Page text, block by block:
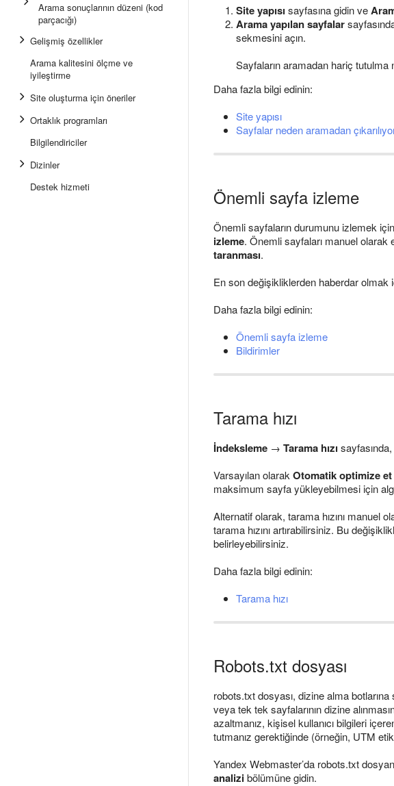
Arama sonuçlarının düzeni (kod
parçacığı)
Gelişmiş özellikler
Arama kalitesini ölçme ve
iyileştirme
Site oluşturma için öneriler
Ortaklık programları
Bilgilendiriciler
Dizinler
Destek hizmeti
Site yapısı sayfasına gidin ve
Arama yapılan sayfalar
sekmesini açın.
Sayfaların aramadan hariç tutulma
Daha fazla bilgi edinin:
Site yapısı
Sayfalar neden aramadan
Önemli sayfa izleme
Önemli sayfaların durumunu izlemek
izleme. Önemli sayfaları manuel
taranması.
En son değişikliklerden haberdar olmak
Daha fazla bilgi edinin:
Önemli sayfa izleme
Bildirimler
Tarama hızı
İndeksleme → Tarama hızı
Varsayılan olarak Otomatik optimize et
maksimum sayfa yükleyebilmesi için
Alternatif olarak, tarama hızını
tarama hızını artırabilirsiniz. Bu
belirleyebilirsiniz.
Daha fazla bilgi edinin:
Tarama hızı
Robots.txt dosyası
robots.txt dosyası, dizine alma
veya tek tek sayfalarının dizine
azaltmanız, kişisel kullanıcı bilgileri
tutmanız gerektiğinde (örneğin, UTM
Yandex Webmaster’da robots.txt
analizibölümüne gidin.